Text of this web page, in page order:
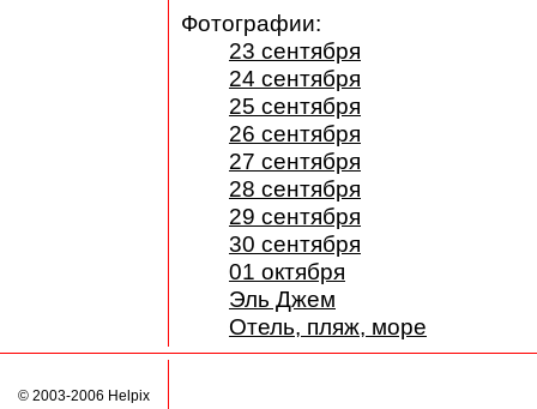
Фотографии:
23 сентября
24 сентября
25 сентября
26 сентября
27 сентября
28 сентября
29 сентября
30 сентября
01 октября
Эль Джем
Отель, пляж, море
© 2003-2006 Helpix